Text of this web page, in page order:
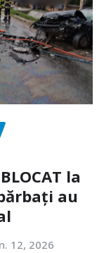
la
au
12, 2026